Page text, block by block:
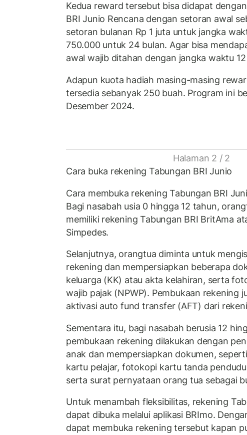
Kedua reward tersebut bisa didapat
BRI Junio Rencana dengan setoran awal
setoran bulanan Rp 1 juta untuk jangka
750.000 untuk 24 bulan. Agar bisa
awal wajib ditahan dengan jangka waktu
Adapun kuota hadiah masing-masing
tersedia sebanyak 250 buah. Program ini
Desember 2024.
Halaman 2 / 2
Cara buka rekening Tabungan BRI Junio
Cara membuka rekening Tabungan BRI
Bagi nasabah usia 0 hingga 12 tahun,
memiliki rekening Tabungan BRI BritAma
Simpedes.
Selanjutnya, orangtua diminta untuk
rekening dan mempersiapkan beberapa
keluarga (KK) atau akta kelahiran, serta
wajib pajak (NPWP). Pembukaan rekening
aktivasi auto fund transfer (AFT) dari
Sementara itu, bagi nasabah berusia 12
pembukaan rekening dilakukan dengan
anak dan mempersiapkan dokumen,
kartu pelajar, fotokopi kartu tanda
serta surat pernyataan orang tua sebagai
Untuk menambah fleksibilitas, rekening
dapat dibuka melalui aplikasi BRImo.
dapat membuka rekening tersebut kapan